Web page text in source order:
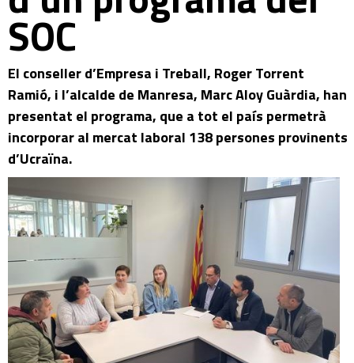
SOC
El conseller d’Empresa i Treball, Roger Torrent
Ramió, i l’alcalde de Manresa, Marc Aloy Guàrdia, han
presentat el programa, que a tot el país permetrà
incorporar al mercat laboral 138 persones provinents
d’Ucraïna.